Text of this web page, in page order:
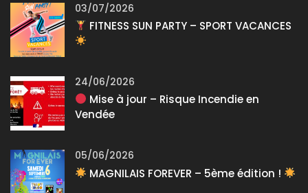
03/07/2026
FITNESS SUN PARTY – SPORT VACANCES
24/06/2026
Mise à jour – Risque Incendie en
Vendée
05/06/2026
MAGNILAIS FOREVER – 5ème édition !